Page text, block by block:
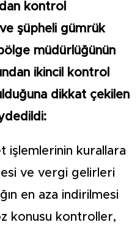
kontrol
ve şüpheli gümrük
müdürlüğünün
ikincil kontrol
dikkat çekilen
işlemlerinin kurallara
ve vergi gelirleri
en aza indirilmesi
konusu kontroller,